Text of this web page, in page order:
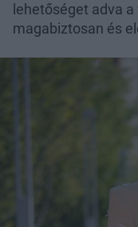
lehetőséget adva
magabiztosan és